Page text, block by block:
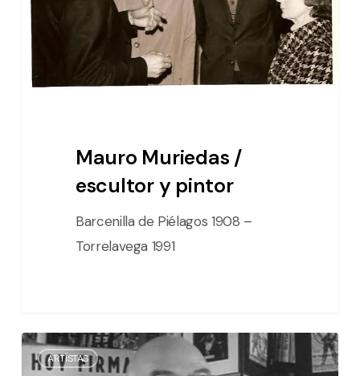
pintor
Mauro Muriedas /
escultor y pintor
Barcenilla de Piélagos 1908 –
Torrelavega 1991
Santiago
Ontañón
ARTÍSTAS